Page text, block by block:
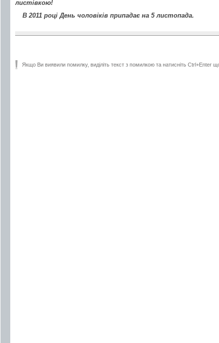
листівкою!
В 2011 році День чоловіків припадає на 5 листопада.
Якщо Ви виявили помилку, виділіть текст з помилкою та натисніть Ctrl+Enter